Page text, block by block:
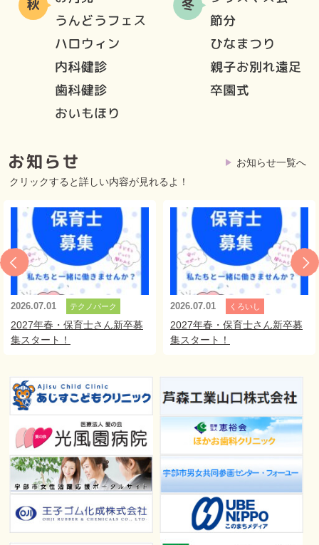
クリックすると詳しい内容が見れるよ！
2026.07.01 テクノパーク
2027年春・保育士さん新卒募
集スタート！
2026.07.01 くろいし
2027年春・保育士さん新卒募
集スタート！
お知らせ一覧へ